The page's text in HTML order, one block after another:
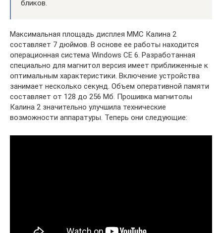
бликов.
Максимальная площадь дисплея ММС Калина 2
составляет 7 дюймов. В основе ее работы находится
операционная система Windows CE 6. Разработанная
специально для магнитол версия имеет приближенные к
оптимальным характеристики. Включение устройства
занимает несколько секунд. Объем оперативной памяти
составляет от 128 до 256 Мб. Прошивка магнитолы
Калина 2 значительно улучшила технические
возможности аппаратуры. Теперь они следующие: